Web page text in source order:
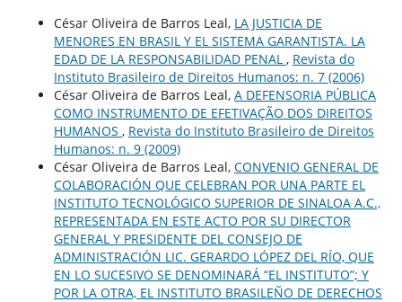
César Oliveira de Barros Leal, LA JUSTICIA DE
MENORES EN BRASIL Y EL SISTEMA GARANTISTA. LA
EDAD DE LA RESPONSABILIDAD PENAL , Revista do
Instituto Brasileiro de Direitos Humanos: n. 7 (2006)
César Oliveira de Barros Leal, A DEFENSORIA PÚBLICA
COMO INSTRUMENTO DE EFETIVAÇÃO DOS DIREITOS
HUMANOS , Revista do Instituto Brasileiro de Direitos
Humanos: n. 9 (2009)
César Oliveira de Barros Leal, CONVENIO GENERAL DE
COLABORACIÓN QUE CELEBRAN POR UNA PARTE EL
INSTITUTO TECNOLÓGICO SUPERIOR DE SINALOA A.C.,
REPRESENTADA EN ESTE ACTO POR SU DIRECTOR
GENERAL Y PRESIDENTE DEL CONSEJO DE
ADMINISTRACIÓN LIC. GERARDO LÓPEZ DEL RÍO, QUE
EN LO SUCESIVO SE DENOMINARÁ “EL INSTITUTO”; Y
POR LA OTRA, EL INSTITUTO BRASILEÑO DE DERECHOS